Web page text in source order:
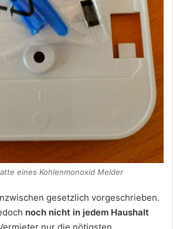
eines Kohlenmonoxid Melder
gesetzlich vorgeschrieben.
noch nicht in jedem Haushalt